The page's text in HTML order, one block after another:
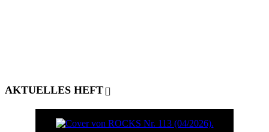
AKTUELLES HEFT